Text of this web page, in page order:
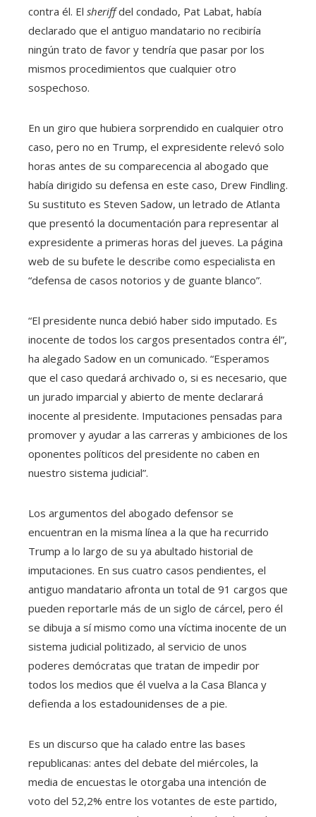
contra él. El sheriffdel condado, Pat Labat, había
declarado que el antiguo mandatario no recibiría
ningún trato de favor y tendría que pasar por los
mismos procedimientos que cualquier otro
sospechoso.
En un giro que hubiera sorprendido en cualquier otro
caso, pero no en Trump, el expresidente relevó solo
horas antes de su comparecencia al abogado que
había dirigido su defensa en este caso, Drew Findling.
Su sustituto es Steven Sadow, un letrado de Atlanta
que presentó la documentación para representar al
expresidente a primeras horas del jueves. La página
web de su bufete le describe como especialista en
“defensa de casos notorios y de guante blanco”.
“El presidente nunca debió haber sido imputado. Es
inocente de todos los cargos presentados contra él”,
ha alegado Sadow en un comunicado. “Esperamos
que el caso quedará archivado o, si es necesario, que
un jurado imparcial y abierto de mente declarará
inocente al presidente. Imputaciones pensadas para
promover y ayudar a las carreras y ambiciones de los
oponentes políticos del presidente no caben en
nuestro sistema judicial”.
Los argumentos del abogado defensor se
encuentran en la misma línea a la que ha recurrido
Trump a lo largo de su ya abultado historial de
imputaciones. En sus cuatro casos pendientes, el
antiguo mandatario afronta un total de 91 cargos que
pueden reportarle más de un siglo de cárcel, pero él
se dibuja a sí mismo como una víctima inocente de un
sistema judicial politizado, al servicio de unos
poderes demócratas que tratan de impedir por
todos los medios que él vuelva a la Casa Blanca y
defienda a los estadounidenses de a pie.
Es un discurso que ha calado entre las bases
republicanas: antes del debate del miércoles, la
media de encuestas le otorgaba una intención de
voto del 52,2% entre los votantes de este partido,